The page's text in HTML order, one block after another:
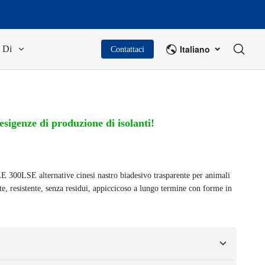
Di Contattaci Italiano
di produzione di isolanti!
300LSE alternative cinesi nastro biadesivo trasparente per animali
resistente, senza residui, appiccicoso a lungo termine con forme in